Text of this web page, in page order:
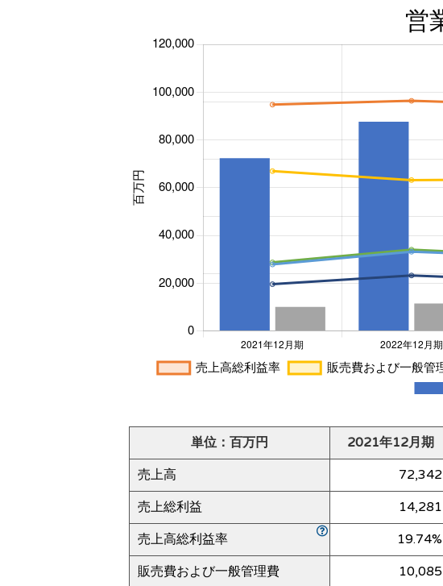
単位：百万円 2021年12月期
売上高
72,342
売上総利益
14,281
売上高総利益率
19.74%
販売費および一般管理費
10,085